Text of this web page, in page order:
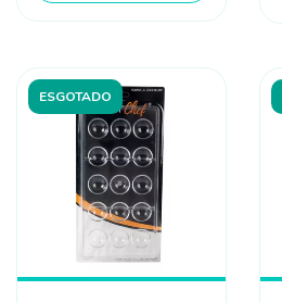
ESGOTADO